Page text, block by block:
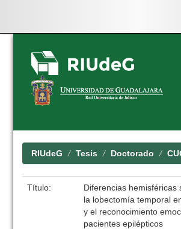
Skip
navigation
RIUdeG Tesis Doctorado
Título:
Diferencias hemisféricas
la lobectomía temporal
y el reconocimiento
pacientes epilépticos